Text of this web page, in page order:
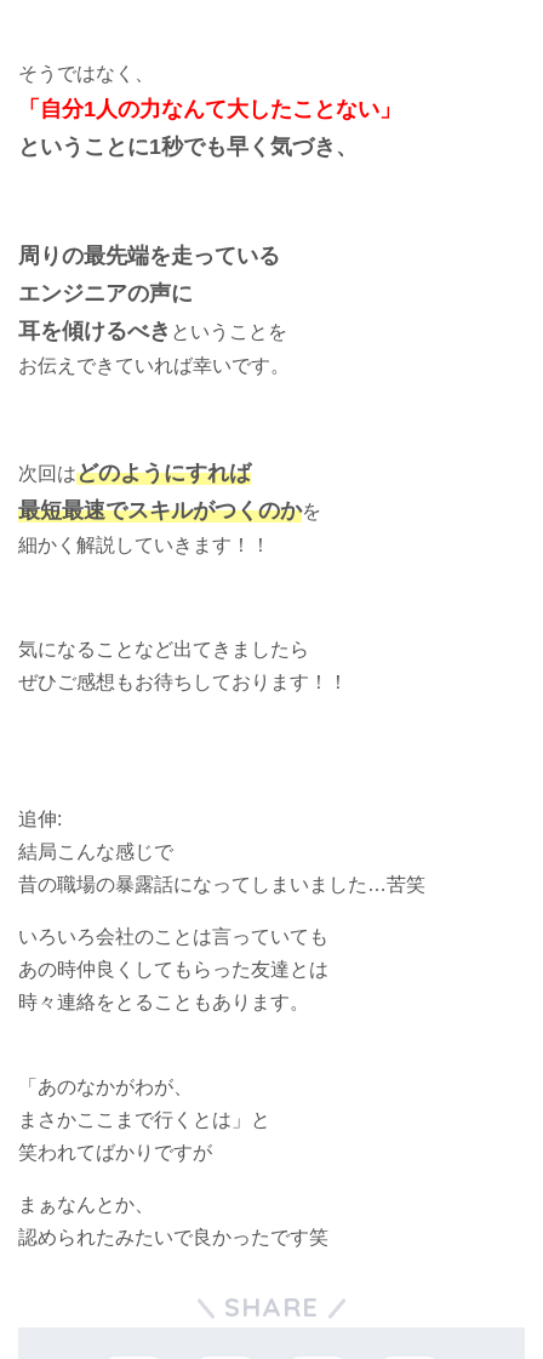
そうではなく、
「自分1人の力なんて大したことない」
ということに1秒でも早く気づき、
周りの最先端を走っている
エンジニアの声に
耳を傾けるべき ということを
お伝えできていれば幸いです。
次回はどのようにすれば
最短最速でスキルがつくのかを
細かく解説していきます！！
気になることなど出てきましたら
ぜひご感想もお待ちしております！！
追伸:
結局こんな感じで
昔の職場の暴露話になってしまいました…苦笑
いろいろ会社のことは言っていても
あの時仲良くしてもらった友達とは
時々連絡をとることもあります。
「あのなかがわが、
まさかここまで行くとは」と
笑われてばかりですが
まぁなんとか、
認められたみたいで良かったです笑
SHARE